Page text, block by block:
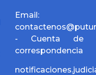
Email:
- Cuenta de
correspondencia